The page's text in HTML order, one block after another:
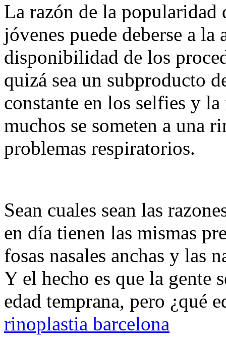
La razón de la popularidad
jóvenes puede deberse a
disponibilidad de los
quizá sea un subproducto
constante en los selfies y
muchos se someten a una
problemas respiratorios.
Sean cuales sean las
en día tienen las mismas
fosas nasales anchas y las
Y el hecho es que la gente
edad temprana, pero ¿qué
rinoplastia barcelona